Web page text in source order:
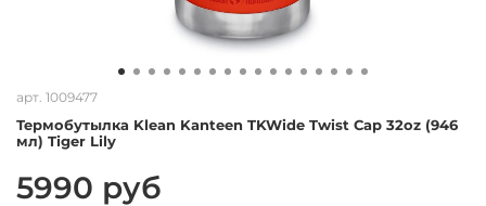
арт. 1009477
Термобутылка Klean Kanteen TKWide Twist Cap 32oz (946
мл) Tiger Lily
5990 руб